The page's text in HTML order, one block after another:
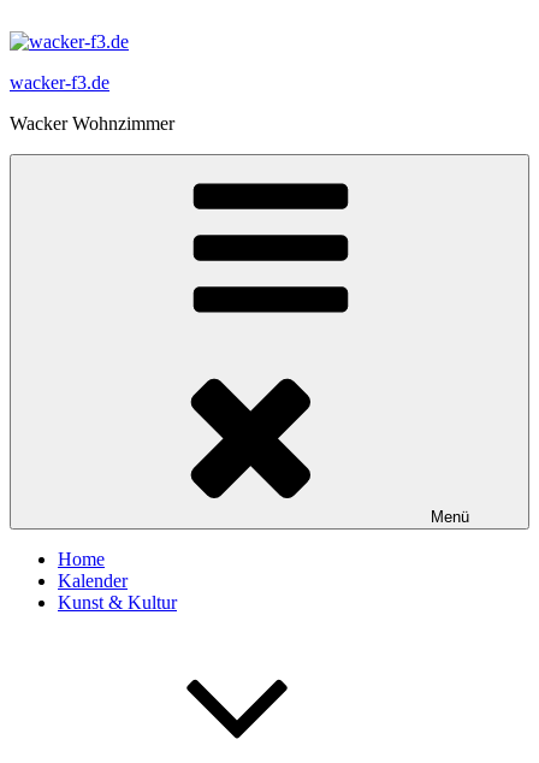
Inhalt
wacker-f3.de
Wacker Wohnzimmer
Menü
Home
Kalender
Kunst & Kultur